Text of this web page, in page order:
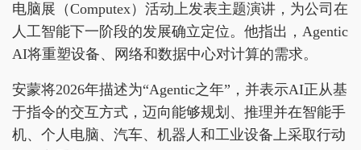
电脑展（Computex）活动上发表主题演讲，为公司在
人工智能下一阶段的发展确立定位。他指出，Agentic
AI将重塑设备、网络和数据中心对计算的需求。
安蒙将2026年描述为“Agentic之年”，并表示AI正从基
于指令的交互方式，迈向能够规划、推理并在智能手
机、个人电脑、汽车、机器人和工业设备上采取行动